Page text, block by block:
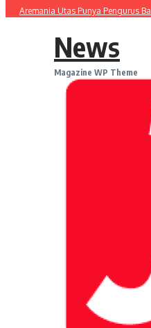
Aremania Utas Punya Pengurus
News
Magazine WP Theme